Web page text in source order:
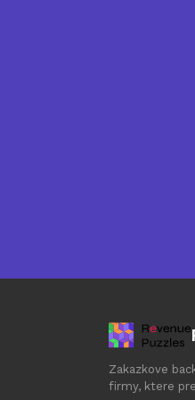
Zakazkove
firmy, ktere